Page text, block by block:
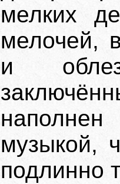
мелких
мелочей,
и
музыкой,
подлинно